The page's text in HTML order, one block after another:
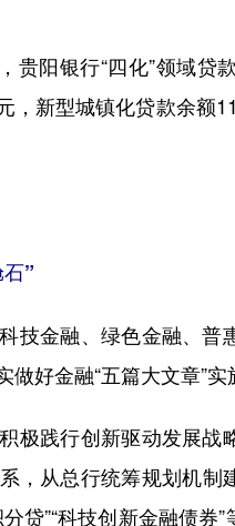
阳银行“四化”领域贷
，新型城镇化贷款余额
”
金融、绿色金融、普
好金融“五篇大文章”
践行创新驱动发展战
，从总行统筹规划机制
贷”“科技创新金融债